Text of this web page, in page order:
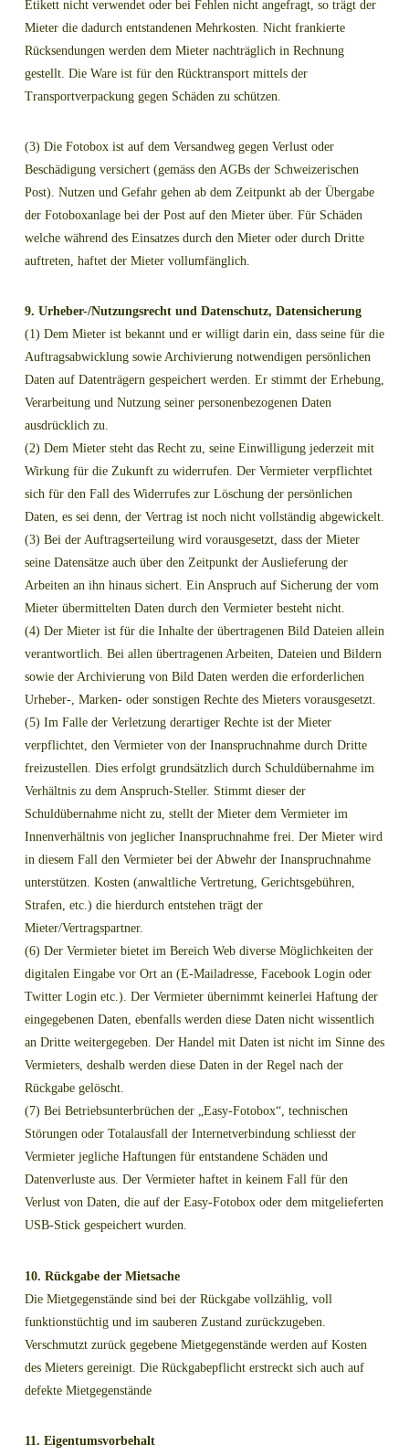
Etikett nicht verwendet oder bei Fehlen nicht angefragt, so trägt der
Mieter die dadurch entstandenen Mehrkosten. Nicht frankierte
Rücksendungen werden dem Mieter nachträglich in Rechnung
gestellt. Die Ware ist für den Rücktransport mittels der
Transportverpackung gegen Schäden zu schützen.
(3) Die Fotobox ist auf dem Versandweg gegen Verlust oder
Beschädigung versichert (gemäss den AGBs der Schweizerischen
Post). Nutzen und Gefahr gehen ab dem Zeitpunkt ab der Übergabe
der Fotoboxanlage bei der Post auf den Mieter über. Für Schäden
welche während des Einsatzes durch den Mieter oder durch Dritte
auftreten, haftet der Mieter vollumfänglich.
9. Urheber-/Nutzungsrecht und Datenschutz, Datensicherung
(1) Dem Mieter ist bekannt und er willigt darin ein, dass seine für die
Auftragsabwicklung sowie Archivierung notwendigen persönlichen
Daten auf Datenträgern gespeichert werden. Er stimmt der Erhebung,
Verarbeitung und Nutzung seiner personenbezogenen Daten
ausdrücklich zu.
(2) Dem Mieter steht das Recht zu, seine Einwilligung jederzeit mit
Wirkung für die Zukunft zu widerrufen. Der Vermieter verpflichtet
sich für den Fall des Widerrufes zur Löschung der persönlichen
Daten, es sei denn, der Vertrag ist noch nicht vollständig abgewickelt.
(3) Bei der Auftragserteilung wird vorausgesetzt, dass der Mieter
seine Datensätze auch über den Zeitpunkt der Auslieferung der
Arbeiten an ihn hinaus sichert. Ein Anspruch auf Sicherung der vom
Mieter übermittelten Daten durch den Vermieter besteht nicht.
(4) Der Mieter ist für die Inhalte der übertragenen Bild Dateien allein
verantwortlich. Bei allen übertragenen Arbeiten, Dateien und Bildern
sowie der Archivierung von Bild Daten werden die erforderlichen
Urheber-, Marken- oder sonstigen Rechte des Mieters vorausgesetzt.
(5) Im Falle der Verletzung derartiger Rechte ist der Mieter
verpflichtet, den Vermieter von der Inanspruchnahme durch Dritte
freizustellen. Dies erfolgt grundsätzlich durch Schuldübernahme im
Verhältnis zu dem Anspruch-Steller. Stimmt dieser der
Schuldübernahme nicht zu, stellt der Mieter dem Vermieter im
Innenverhältnis von jeglicher Inanspruchnahme frei. Der Mieter wird
in diesem Fall den Vermieter bei der Abwehr der Inanspruchnahme
unterstützen. Kosten (anwaltliche Vertretung, Gerichtsgebühren,
Strafen, etc.) die hierdurch entstehen trägt der
Mieter/Vertragspartner.
(6) Der Vermieter bietet im Bereich Web diverse Möglichkeiten der
digitalen Eingabe vor Ort an (E-Mailadresse, Facebook Login oder
Twitter Login etc.). Der Vermieter übernimmt keinerlei Haftung der
eingegebenen Daten, ebenfalls werden diese Daten nicht wissentlich
an Dritte weitergegeben. Der Handel mit Daten ist nicht im Sinne des
Vermieters, deshalb werden diese Daten in der Regel nach der
Rückgabe gelöscht.
(7) Bei Betriebsunterbrüchen der „Easy-Fotobox“, technischen
Störungen oder Totalausfall der Internetverbindung schliesst der
Vermieter jegliche Haftungen für entstandene Schäden und
Datenverluste aus. Der Vermieter haftet in keinem Fall für den
Verlust von Daten, die auf der Easy-Fotobox oder dem mitgelieferten
USB-Stick gespeichert wurden.
10. Rückgabe der Mietsache
Die Mietgegenstände sind bei der Rückgabe vollzählig, voll
funktionstüchtig und im sauberen Zustand zurückzugeben.
Verschmutzt zurück gegebene Mietgegenstände werden auf Kosten
des Mieters gereinigt. Die Rückgabepflicht erstreckt sich auch auf
defekte Mietgegenstände
11. Eigentumsvorbehalt